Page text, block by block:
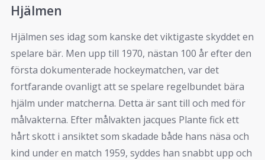
Hjälmen
Hjälmen ses idag som kanske det viktigaste skyddet en
spelare bär. Men upp till 1970, nästan 100 år efter den
första dokumenterade hockeymatchen, var det
fortfarande ovanligt att se spelare regelbundet bära
hjälm under matcherna. Detta är sant till och med för
målvakterna. Efter målvakten jacques Plante fick ett
hårt skott i ansiktet som skadade både hans näsa och
kind under en match 1959, syddes han snabbt upp och